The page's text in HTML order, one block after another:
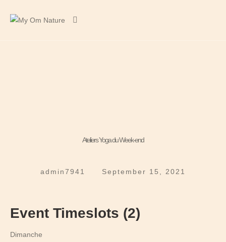
Ateliers Yoga du Week-end
admin7941 September 15, 2021
Event Timeslots (2)
Dimanche